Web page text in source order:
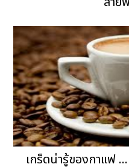
เกร็ดน่ารู้ของกาแฟ